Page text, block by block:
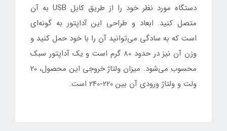
دستگاه مورد نظر خود را از طریق کابل USB به آن
متصل کنید. ابعاد و طراحی این آداپتور به گونه‌ای
است که به سادگی می‌توانید آن را با خود حمل کنید و
وزن آن نیز در حدود 80 گرم است و یک آداپتور سبک
محسوب می‌شود. میزان ولتاژ خروجی این محصول، 20
ولت و ولتاژ ورودی آن بین 220-240 است.